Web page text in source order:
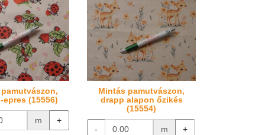
epres (15556)
m +
Mintás pamutvászon,
drapp alapon őzikés
(15554)
- m +